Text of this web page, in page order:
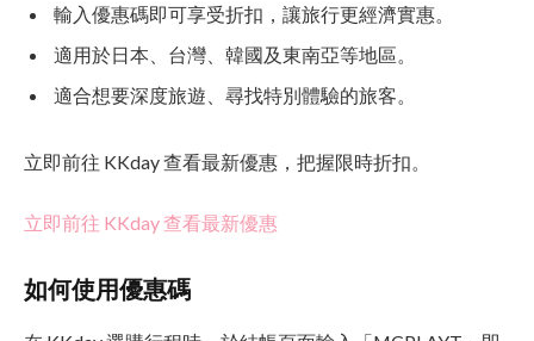
輸入優惠碼即可享受折扣，讓旅行更經濟實惠。
適用於日本、台灣、韓國及東南亞等地區。
適合想要深度旅遊、尋找特別體驗的旅客。
立即前往 KKday 查看最新優惠，把握限時折扣。
立即前往 KKday 查看最新優惠
如何使用優惠碼